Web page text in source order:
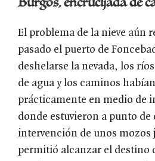
El problema de la nieve aún
pasado el puerto de
deshelarse la nevada, los
de agua y los caminos
prácticamente en medio de
donde estuvieron a punto de
intervención de unos mozos
permitió alcanzar el destino